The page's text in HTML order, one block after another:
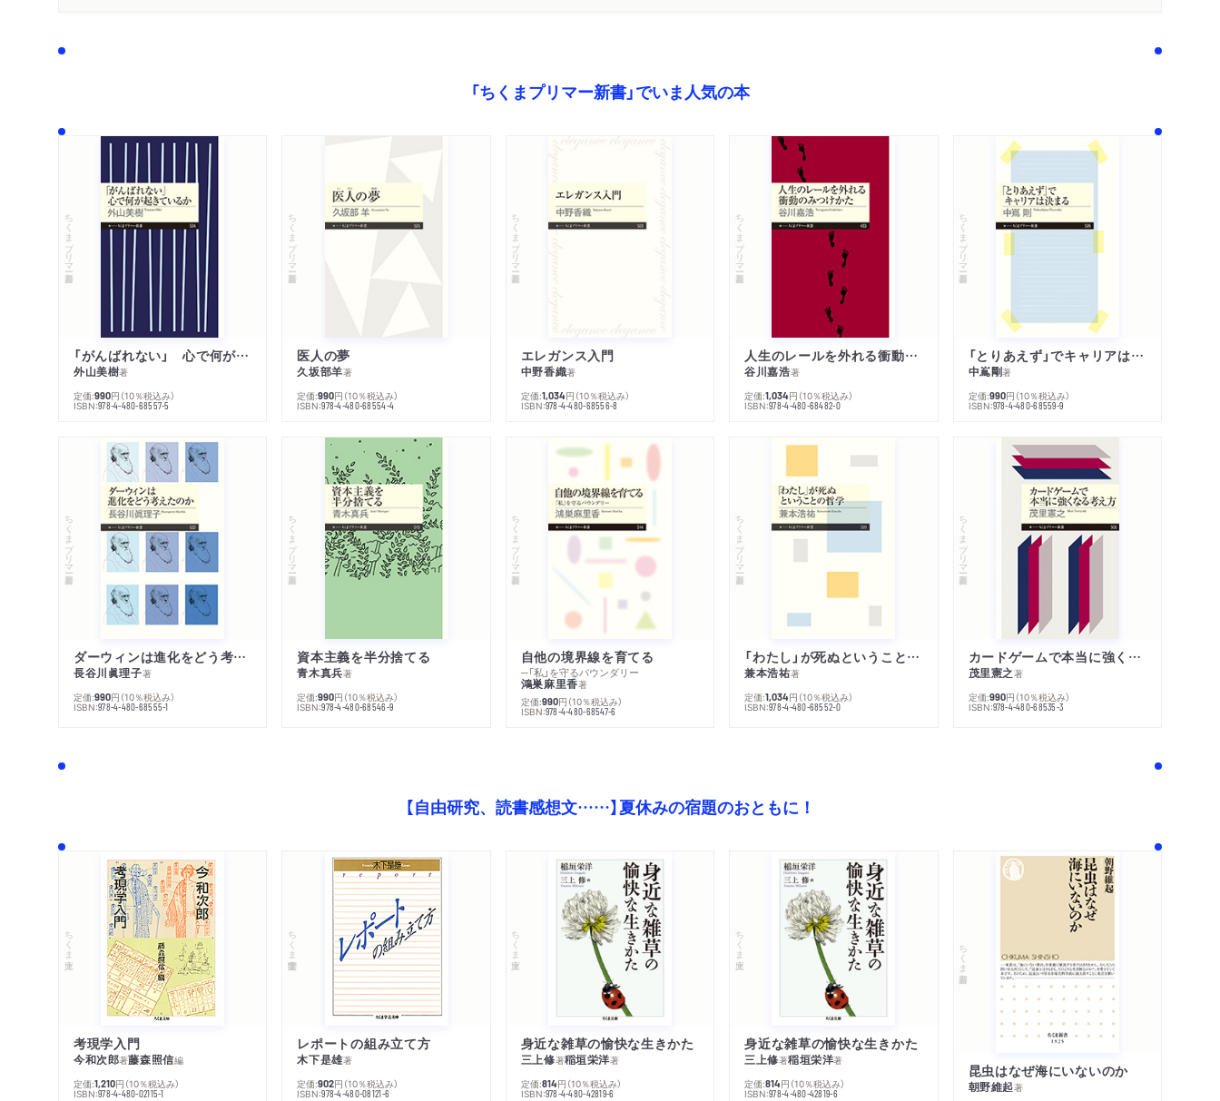
「ちくまプリマー新書」でいま人気の本
ちくまプリマー新書
「がんばれない」 心で何が起きているか
外山美樹著
定価:990円 （10％税込み）
ISBN:978-4-480-68557-5
ちくまプリマー新書
医人の夢
久坂部羊著
定価:990円 （10％税込み）
ISBN:978-4-480-68554-4
ちくまプリマー新書
エレガンス入門
中野香織著
定価:1,034円 （10％税込み）
ISBN:978-4-480-68556-8
ちくまプリマー新書
人生のレールを外れる衝動のみつけかた
谷川嘉浩著
定価:1,034円 （10％税込み）
ISBN:978-4-480-68482-0
ちくまプリマー新書
「とりあえず」でキャリアは決まる
中嶌剛著
定価:990円 （10％税込み）
ISBN:978-4-480-68559-9
ちくまプリマー新書
ダーウィンは進化をどう考えたのか
長谷川眞理子著
定価:990円 （10％税込み）
ISBN:978-4-480-68555-1
ちくまプリマー新書
資本主義を半分捨てる
青木真兵著
定価:990円 （10％税込み）
ISBN:978-4-480-68546-9
ちくまプリマー新書
自他の境界線を育てる
─「私」を守るバウンダリー
鴻巣麻里香著
定価:990円 （10％税込み）
ISBN:978-4-480-68547-6
ちくまプリマー新書
「わたし」が死ぬということの哲学
兼本浩祐著
定価:1,034円 （10％税込み）
ISBN:978-4-480-68552-0
ちくまプリマー新書
カードゲームで本当に強くなる考え方
茂里憲之著
定価:990円 （10％税込み）
ISBN:978-4-480-68535-3
【自由研究、読書感想文……】夏休みの宿題のおともに！
ちくま文庫
考現学入門
今和次郎著藤森照信編
定価:1,210円 （10％税込み）
ISBN:978-4-480-02115-1
ちくま学芸文庫
レポートの組み立て方
木下是雄著
定価:902円 （10％税込み）
ISBN:978-4-480-08121-6
ちくま文庫
身近な雑草の愉快な生きかた
三上修著稲垣栄洋著
定価:814円 （10％税込み）
ISBN:978-4-480-42819-6
ちくま文庫
身近な雑草の愉快な生きかた
三上修著稲垣栄洋著
定価:814円 （10％税込み）
ISBN:978-4-480-42819-6
ちくま新書
昆虫はなぜ海にいないのか
朝野維起著